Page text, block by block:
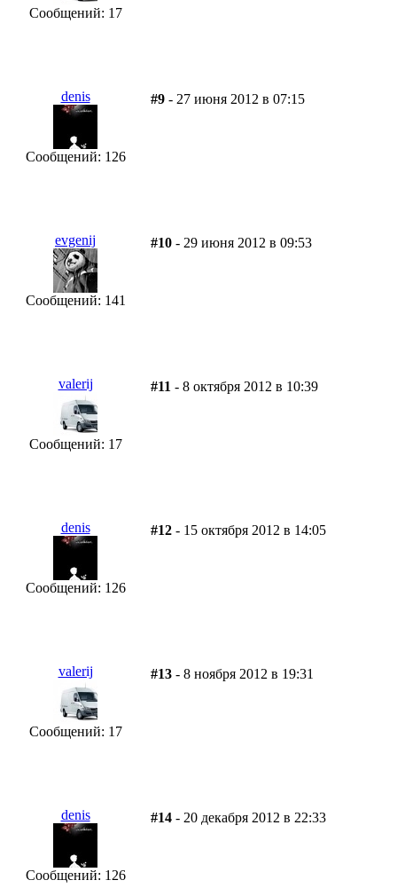
Сообщений: 17
denis
Сообщений: 126
#9 - 27 июня 2012 в 07:15
evgenij
Сообщений: 141
#10 - 29 июня 2012 в 09:53
valerij
Сообщений: 17
#11 - 8 октября 2012 в 10:39
denis
Сообщений: 126
#12 - 15 октября 2012 в 14:05
valerij
Сообщений: 17
#13 - 8 ноября 2012 в 19:31
denis
Сообщений: 126
#14 - 20 декабря 2012 в 22:33